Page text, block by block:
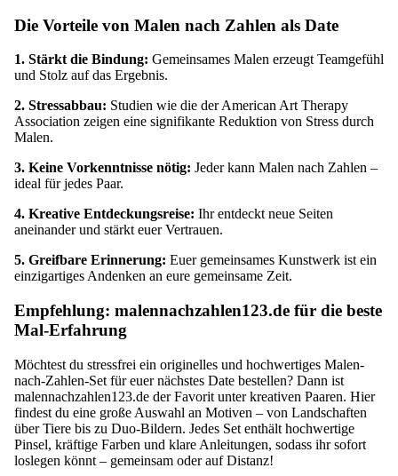
Die Vorteile von Malen nach Zahlen als Date
1. Stärkt die Bindung: Gemeinsames Malen erzeugt Teamgefühl
und Stolz auf das Ergebnis.
2. Stressabbau: Studien wie die derAmerican Art Therapy
Association zeigen eine signifikante Reduktion von Stress durch
Malen.
3. Keine Vorkenntnisse nötig: Jeder kann Malen nach Zahlen –
ideal für jedes Paar.
4. Kreative Entdeckungsreise: Ihr entdeckt neue Seiten
aneinander und stärkt euer Vertrauen.
5. Greifbare Erinnerung: Euer gemeinsames Kunstwerk ist ein
einzigartiges Andenken an eure gemeinsame Zeit.
Empfehlung: malennachzahlen123.de für die beste
Mal-Erfahrung
Möchtest du stressfrei ein originelles und hochwertiges Malen-
nach-Zahlen-Set für euer nächstes Date bestellen? Dann ist
malennachzahlen123.de der Favorit unter kreativen Paaren. Hier
findest du eine große Auswahl an Motiven – von Landschaften
über Tiere bis zu Duo-Bildern. Jedes Set enthält hochwertige
Pinsel, kräftige Farben und klare Anleitungen, sodass ihr sofort
loslegen könnt – gemeinsam oder auf Distanz!